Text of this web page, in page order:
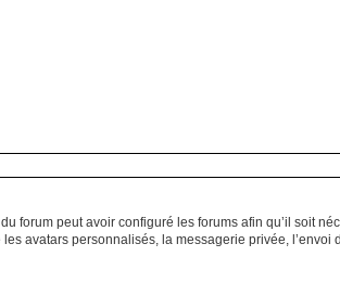
forum peut avoir configuré les forums afin qu’il soit
avatars personnalisés, la messagerie privée,